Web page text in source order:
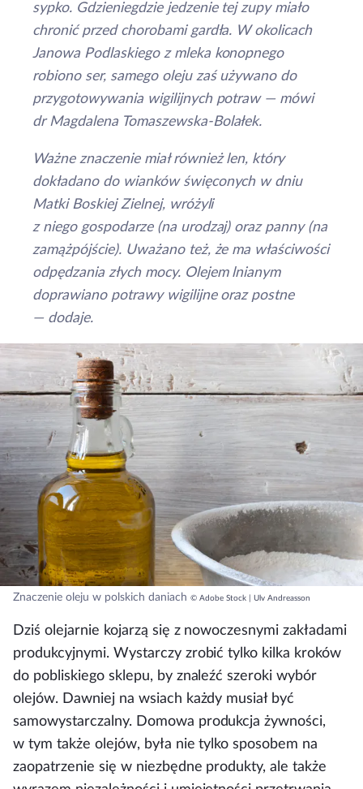
sypko. Gdzieniegdzie jedzenie tej zupy miało
chronić przed chorobami gardła. W okolicach
Janowa Podlaskiego z mleka konopnego
robiono ser, samego oleju zaś używano do
przygotowywania wigilijnych potraw — mówi
dr Magdalena Tomaszewska-Bolałek.
Ważne znaczenie miał również len, który
dokładano do wianków święconych w dniu
Matki Boskiej Zielnej, wróżyli
z niego gospodarze (na urodzaj) oraz panny (na
zamążpójście). Uważano też, że ma właściwości
odpędzania złych mocy. Olejem lnianym
doprawiano potrawy wigilijne oraz postne
— dodaje.
Znaczenie oleju w polskich daniach © Adobe Stock | Ulv Andreasson
Dziś olejarnie kojarzą się z nowoczesnymi zakładami
produkcyjnymi. Wystarczy zrobić tylko kilka kroków
do pobliskiego sklepu, by znaleźć szeroki wybór
olejów. Dawniej na wsiach każdy musiał być
samowystarczalny. Domowa produkcja żywności,
w tym także olejów, była nie tylko sposobem na
zaopatrzenie się w niezbędne produkty, ale także